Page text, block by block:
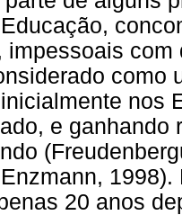
impessoais
como
nos
e ganhando
20 anos